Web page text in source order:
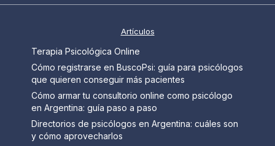
Artículos
Terapia Psicológica Online
Cómo registrarse en BuscoPsi: guía para psicólogos
que quieren conseguir más pacientes
Cómo armar tu consultorio online como psicólogo
en Argentina: guía paso a paso
Directorios de psicólogos en Argentina: cuáles son
y cómo aprovecharlos